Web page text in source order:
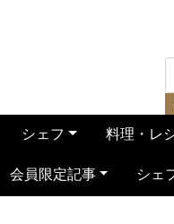
シェフ 料理・レ
会員限定記事 シェ